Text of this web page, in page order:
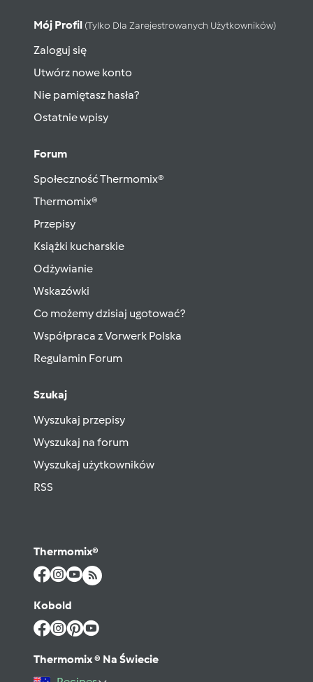
Mój Profil (tylko Dla Zarejestrowanych Użytkowników)
Zaloguj się
Utwórz nowe konto
Nie pamiętasz hasła?
Ostatnie wpisy
Forum
Społeczność Thermomix®
Thermomix®
Przepisy
Książki kucharskie
Odżywianie
Wskazówki
Co możemy dzisiaj ugotować?
Współpraca z Vorwerk Polska
Regulamin Forum
Szukaj
Wyszukaj przepisy
Wyszukaj na forum
Wyszukaj użytkowników
RSS
Thermomix®
Kobold
Thermomix ® Na Świecie